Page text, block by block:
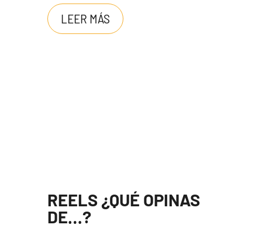
LEER MÁS
REELS ¿QUÉ OPINAS
DE…?